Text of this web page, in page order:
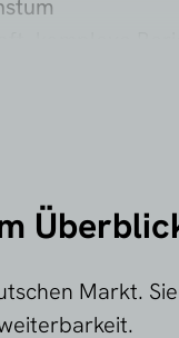
Markt.